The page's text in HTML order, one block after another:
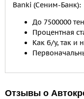
Banki (Сеним-Банк):
До 7500000
Процентная
Как б/у, так и
Отзывы о